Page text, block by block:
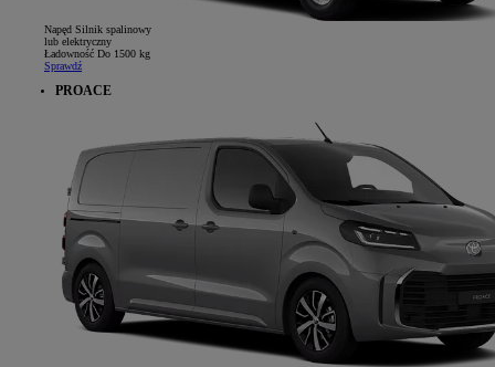
Napęd Silnik spalinowy
lub elektryczny
Ładowność Do 1500 kg
Sprawdź
PROACE